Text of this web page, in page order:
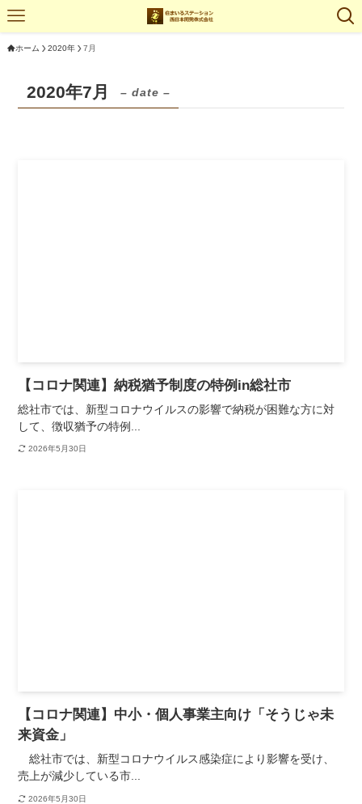
ホーム 2020年 7月
2020年7月 – date –
【コロナ関連】納税猶予制度の特例in総社市
総社市では、新型コロナウイルスの影響で納税が困難な方に対
して、徴収猶予の特例...
2026年5月30日
【コロナ関連】中小・個人事業主向け「そうじゃ未
来資金」
総社市では、新型コロナウイルス感染症により影響を受け、
売上が減少している市...
2026年5月30日